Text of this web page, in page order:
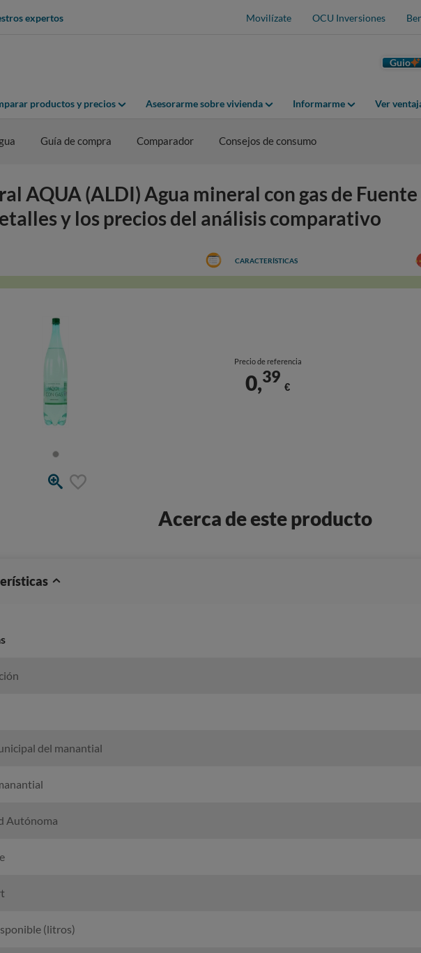
expertos Movilízate OCU Inversiones
Guio
productos y precios Asesorarme sobre vivienda Informarme Ver
Guía de compra Comparador Consejos de consumo
AQUA (ALDI) Agua mineral con gas de
y los precios del análisis comparativo
CARACTERÍSTICAS
Precio de referencia
0,39
€
Acerca de este producto
del manantial
Autónoma
(litros)